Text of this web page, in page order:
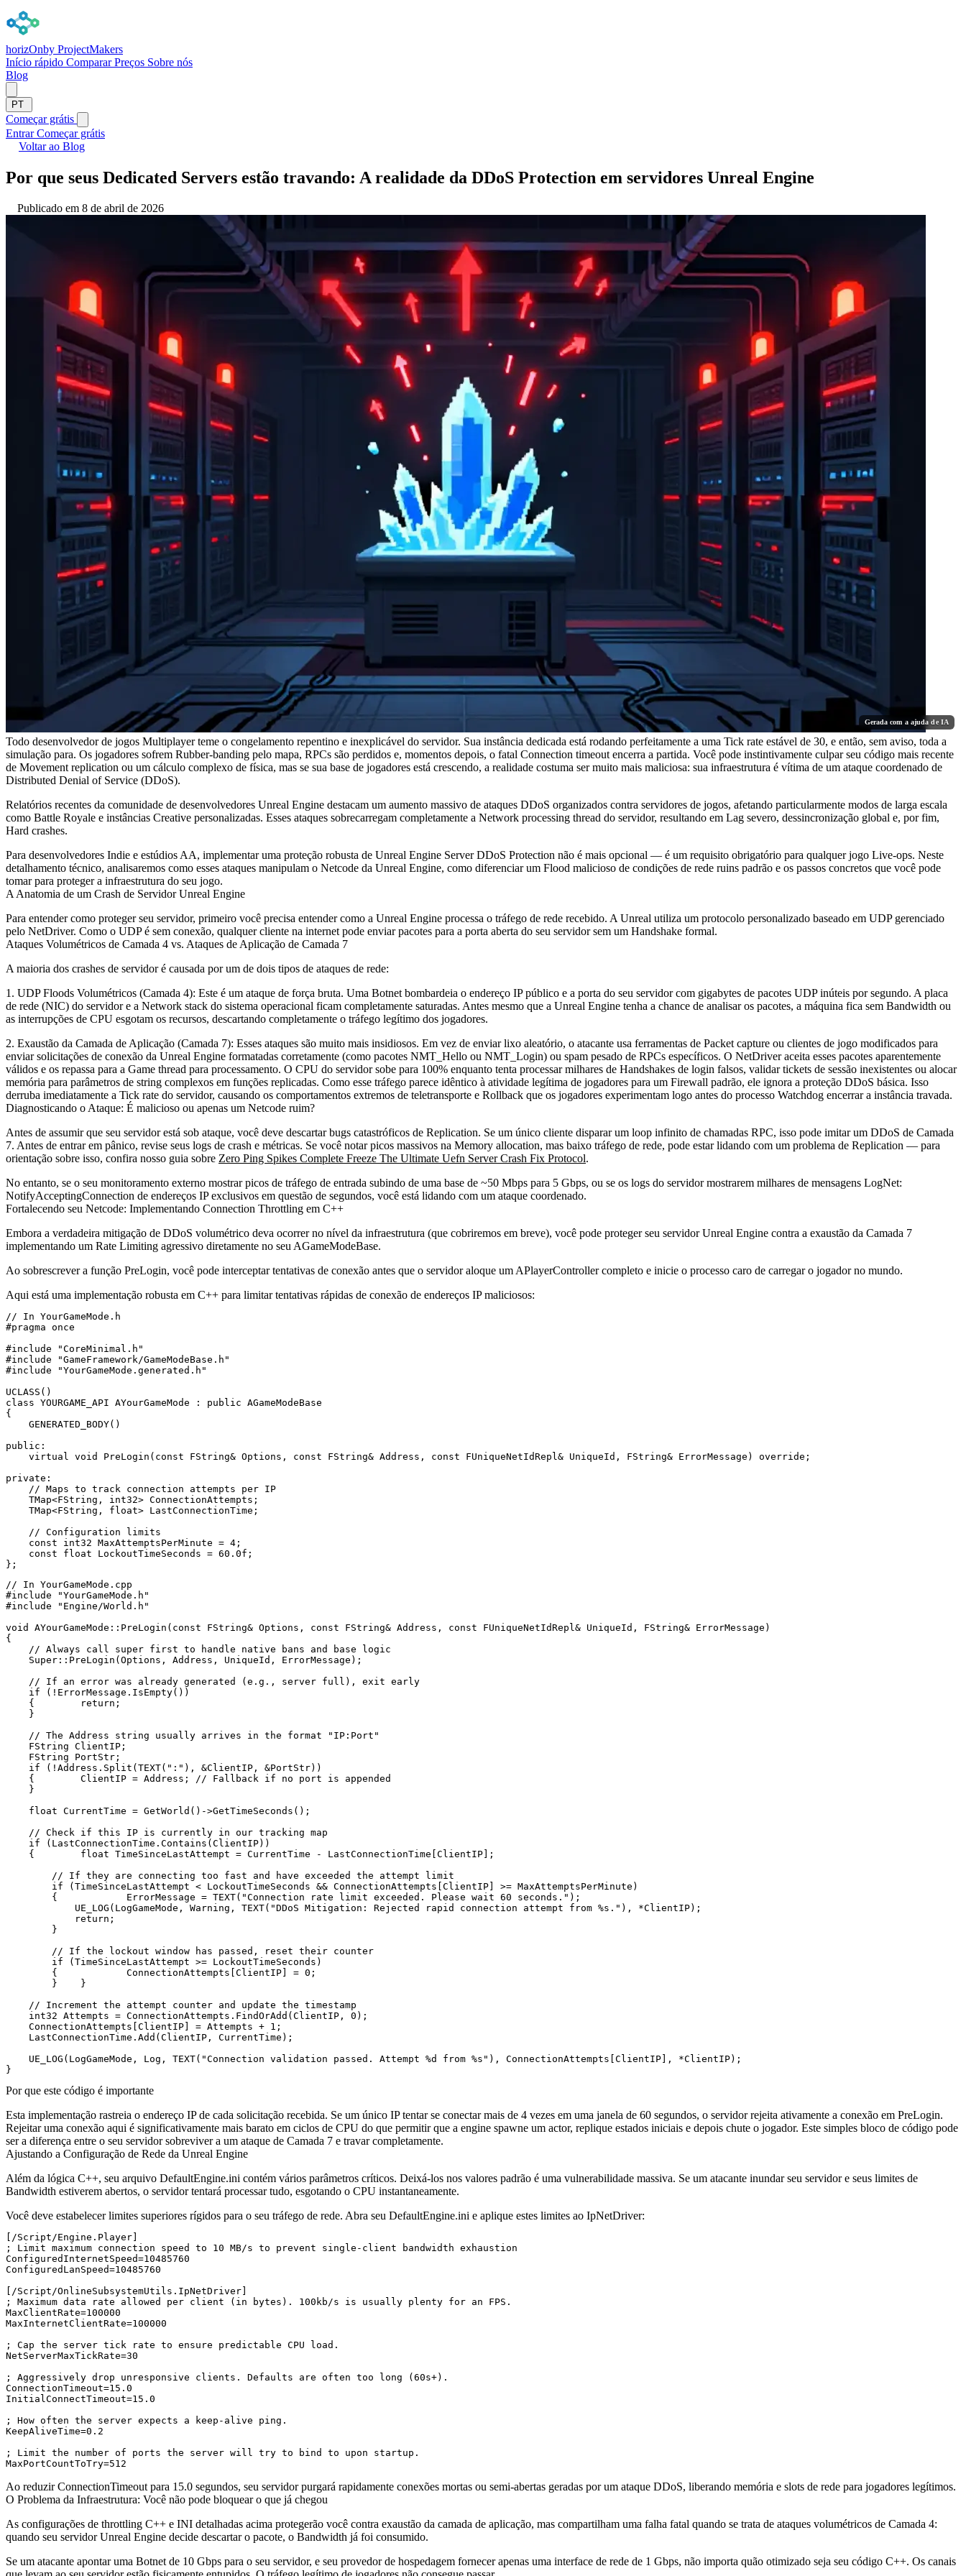
horizOnby ProjectMakers
Início rápido CompararPreços Sobre nós
Blog
PT
Começar grátis
EntrarComeçar grátis
Voltar ao Blog
Por que seus Dedicated Servers estão travando: A realidade da DDoS Protection em servidores Unreal Engine
Publicado em 8 de abril de 2026
Gerada com a ajuda de IA
Todo desenvolvedor de jogos Multiplayer teme o congelamento repentino e inexplicável do servidor. Sua instância dedicada está rodando perfeitamente a uma Tick rate estável de 30, e então, sem aviso, toda a
simulação para. Os jogadores sofrem Rubber-banding pelo mapa, RPCs são perdidos e, momentos depois, o fatal Connection timeout encerra a partida. Você pode instintivamente culpar seu código mais recente
de Movement replication ou um cálculo complexo de física, mas se sua base de jogadores está crescendo, a realidade costuma ser muito mais maliciosa: sua infraestrutura é vítima de um ataque coordenado de
Distributed Denial of Service (DDoS).
Relatórios recentes da comunidade de desenvolvedores Unreal Engine destacam um aumento massivo de ataques DDoS organizados contra servidores de jogos, afetando particularmente modos de larga escala
como Battle Royale e instâncias Creative personalizadas. Esses ataques sobrecarregam completamente a Network processing thread do servidor, resultando em Lag severo, dessincronização global e, por fim,
Hard crashes.
Para desenvolvedores Indie e estúdios AA, implementar uma proteção robusta de Unreal Engine Server DDoS Protection não é mais opcional — é um requisito obrigatório para qualquer jogo Live-ops. Neste
detalhamento técnico, analisaremos como esses ataques manipulam o Netcode da Unreal Engine, como diferenciar um Flood malicioso de condições de rede ruins padrão e os passos concretos que você pode
tomar para proteger a infraestrutura do seu jogo.
A Anatomia de um Crash de Servidor Unreal Engine
Para entender como proteger seu servidor, primeiro você precisa entender como a Unreal Engine processa o tráfego de rede recebido. A Unreal utiliza um protocolo personalizado baseado em UDP gerenciado
pelo NetDriver. Como o UDP é sem conexão, qualquer cliente na internet pode enviar pacotes para a porta aberta do seu servidor sem um Handshake formal.
Ataques Volumétricos de Camada 4 vs. Ataques de Aplicação de Camada 7
A maioria dos crashes de servidor é causada por um de dois tipos de ataques de rede:
1. UDP Floods Volumétricos (Camada 4): Este é um ataque de força bruta. Uma Botnet bombardeia o endereço IP público e a porta do seu servidor com gigabytes de pacotes UDP inúteis por segundo. A placa
de rede (NIC) do servidor e a Network stack do sistema operacional ficam completamente saturadas. Antes mesmo que a Unreal Engine tenha a chance de analisar os pacotes, a máquina fica sem Bandwidth ou
as interrupções de CPU esgotam os recursos, descartando completamente o tráfego legítimo dos jogadores.
2. Exaustão da Camada de Aplicação (Camada 7): Esses ataques são muito mais insidiosos. Em vez de enviar lixo aleatório, o atacante usa ferramentas de Packet capture ou clientes de jogo modificados para
enviar solicitações de conexão da Unreal Engine formatadas corretamente (como pacotes NMT_Hello ou NMT_Login) ou spam pesado de RPCs específicos. O NetDriveraceita esses pacotes aparentemente
válidos e os repassa para a Game thread para processamento. O CPU do servidor sobe para 100% enquanto tenta processar milhares de Handshakes de login falsos, validar tickets de sessão inexistentes ou alocar
memória para parâmetros de string complexos em funções replicadas. Como esse tráfego parece idêntico à atividade legítima de jogadores para um Firewall padrão, ele ignora a proteção DDoS básica. Isso
derruba imediatamente a Tick rate do servidor, causando os comportamentos extremos de teletransporte e Rollback que os jogadores experimentam logo antes do processo Watchdog encerrar a instância travada.
Diagnosticando o Ataque: É malicioso ou apenas um Netcode ruim?
Antes de assumir que seu servidor está sob ataque, você deve descartar bugs catastróficos de Replication. Se um único cliente disparar um loop infinito de chamadas RPC, isso pode imitar um DDoS de Camada
7. Antes de entrar em pânico, revise seus logs de crash e métricas. Se você notar picos massivos na Memory allocation, mas baixo tráfego de rede, pode estar lidando com um problema de Replication — para
orientação sobre isso, confira nosso guia sobre Zero Ping Spikes Complete Freeze The Ultimate Uefn Server Crash Fix Protocol.
No entanto, se o seu monitoramento externo mostrar picos de tráfego de entrada subindo de uma base de ~50 Mbps para 5 Gbps, ou se os logs do servidor mostrarem milhares de mensagens LogNet:
NotifyAcceptingConnection de endereços IP exclusivos em questão de segundos, você está lidando com um ataque coordenado.
Fortalecendo seu Netcode: Implementando Connection Throttling em C++
Embora a verdadeira mitigação de DDoS volumétrico deva ocorrer no nível da infraestrutura (que cobriremos em breve), você pode proteger seu servidor Unreal Engine contra a exaustão da Camada 7
implementando um Rate Limiting agressivo diretamente no seuAGameModeBase.
Ao sobrescrever a função PreLogin, você pode interceptar tentativas de conexão antes que o servidor aloque umAPlayerControllercompleto e inicie o processo caro de carregar o jogador no mundo.
Aqui está uma implementação robusta em C++ para limitar tentativas rápidas de conexão de endereços IP maliciosos:
// In YourGameMode.h
#pragma once
#include "CoreMinimal.h"
#include "GameFramework/GameModeBase.h"
#include "YourGameMode.generated.h"
UCLASS()
class YOURGAME_API AYourGameMode : public AGameModeBase
{
    GENERATED_BODY()
public:
    virtual void PreLogin(const FString& Options, const FString& Address, const FUniqueNetIdRepl& UniqueId, FString& ErrorMessage) override;
private:
    // Maps to track connection attempts per IP
    TMap<FString, int32> ConnectionAttempts;
    TMap<FString, float> LastConnectionTime;
    // Configuration limits
    const int32 MaxAttemptsPerMinute = 4;
    const float LockoutTimeSeconds = 60.0f;
// In YourGameMode.cpp
#include "YourGameMode.h"
#include "Engine/World.h"
void AYourGameMode::PreLogin(const FString& Options, const FString& Address, const FUniqueNetIdRepl& UniqueId, FString& ErrorMessage)
{
    // Always call super first to handle native bans and base logic
    Super::PreLogin(Options, Address, UniqueId, ErrorMessage);
    // If an error was already generated (e.g., server full), exit early
    if (!ErrorMessage.IsEmpty())
    {        return;
    }
    // The Address string usually arrives in the format "IP:Port"
    FString ClientIP;
    FString PortStr;
    if (!Address.Split(TEXT(":"), &ClientIP, &PortStr))
    {        ClientIP = Address; // Fallback if no port is appended
    }
    float CurrentTime = GetWorld()->GetTimeSeconds();
    // Check if this IP is currently in our tracking map
    if (LastConnectionTime.Contains(ClientIP))
    {        float TimeSinceLastAttempt = CurrentTime - LastConnectionTime[ClientIP];
        // If they are connecting too fast and have exceeded the attempt limit
        if (TimeSinceLastAttempt < LockoutTimeSeconds && ConnectionAttempts[ClientIP] >= MaxAttemptsPerMinute)
        {            ErrorMessage = TEXT("Connection rate limit exceeded. Please wait 60 seconds.");
            UE_LOG(LogGameMode, Warning, TEXT("DDoS Mitigation: Rejected rapid connection attempt from %s."), *ClientIP);
            return;
        }
        // If the lockout window has passed, reset their counter
        if (TimeSinceLastAttempt >= LockoutTimeSeconds)
        {            ConnectionAttempts[ClientIP] = 0;
        }    }
    // Increment the attempt counter and update the timestamp
    int32 Attempts = ConnectionAttempts.FindOrAdd(ClientIP, 0);
    ConnectionAttempts[ClientIP] = Attempts + 1;
    LastConnectionTime.Add(ClientIP, CurrentTime);
    UE_LOG(LogGameMode, Log, TEXT("Connection validation passed. Attempt %d from %s"), ConnectionAttempts[ClientIP], *ClientIP);
Por que este código é importante
Esta implementação rastreia o endereço IP de cada solicitação recebida. Se um único IP tentar se conectar mais de 4 vezes em uma janela de 60 segundos, o servidor rejeita ativamente a conexão em PreLogin.
Rejeitar uma conexão aqui é significativamente mais barato em ciclos de CPU do que permitir que a engine spawne um actor, replique estados iniciais e depois chute o jogador. Este simples bloco de código pode
ser a diferença entre o seu servidor sobreviver a um ataque de Camada 7 e travar completamente.
Ajustando a Configuração de Rede da Unreal Engine
Além da lógica C++, seu arquivo DefaultEngine.ini contém vários parâmetros críticos. Deixá-los nos valores padrão é uma vulnerabilidade massiva. Se um atacante inundar seu servidor e seus limites de
Bandwidth estiverem abertos, o servidor tentará processar tudo, esgotando o CPU instantaneamente.
Você deve estabelecer limites superiores rígidos para o seu tráfego de rede. Abra seu DefaultEngine.ini e aplique estes limites ao IpNetDriver:
[/Script/Engine.Player]
; Limit maximum connection speed to 10 MB/s to prevent single-client bandwidth exhaustion
ConfiguredInternetSpeed=10485760
ConfiguredLanSpeed=10485760
[/Script/OnlineSubsystemUtils.IpNetDriver]
; Maximum data rate allowed per client (in bytes). 100kb/s is usually plenty for an FPS.
MaxClientRate=100000
MaxInternetClientRate=100000
; Cap the server tick rate to ensure predictable CPU load.
NetServerMaxTickRate=30
; Aggressively drop unresponsive clients. Defaults are often too long (60s+).
ConnectionTimeout=15.0
InitialConnectTimeout=15.0
; How often the server expects a keep-alive ping.
KeepAliveTime=0.2
; Limit the number of ports the server will try to bind to upon startup.
Ao reduzirConnectionTimeoutpara 15.0 segundos, seu servidor purgará rapidamente conexões mortas ou semi-abertas geradas por um ataque DDoS, liberando memória e slots de rede para jogadores legítimos.
O Problema da Infraestrutura: Você não pode bloquear o que já chegou
As configurações de throttling C++ e INI detalhadas acima protegerão você contra exaustão da camada de aplicação, mas compartilham uma falha fatal quando se trata de ataques volumétricos de Camada 4:
quando seu servidor Unreal Engine decide descartar o pacote, o Bandwidth já foi consumido.
Se um atacante apontar uma Botnet de 10 Gbps para o seu servidor, e seu provedor de hospedagem fornecer apenas uma interface de rede de 1 Gbps, não importa quão otimizado seja seu código C++. Os canais